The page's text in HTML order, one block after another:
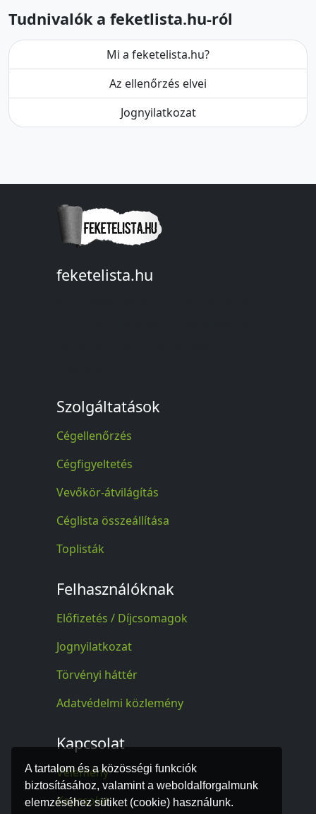
A tartalom és a közösségi funkciók
biztosításához, valamint a weboldalforgalmunk
elemzéséhez sütiket (cookie) használunk.
Tudnivalók a feketlista.hu-ról
Mi a feketelista.hu?
Az ellenőrzés elvei
Jognyilatkozat
feketelista.hu
Szolgáltatások
Cégellenőrzés
Cégfigyeltetés
Vevőkör-átvilágítás
Céglista összeállítása
Toplisták
Felhasználóknak
Előfizetés / Díjcsomagok
Jognyilatkozat
Törvényi háttér
Adatvédelmi közlemény
Kapcsolat
Vélemény
Kapcsolat